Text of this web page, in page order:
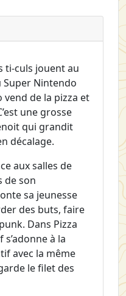
ti-culs jouent au
Super Nintendo
vend de la pizza et
une grosse
qui grandit
décalage.
aux salles de
de son
sa jeunesse
des buts, faire
Dans Pizza
à la
avec la même
le filet des